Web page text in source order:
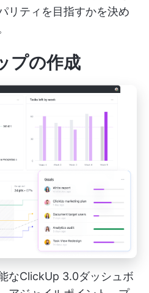
リティを目指すかを決め
プの作成
なClickUp 3.0ダッシュボ